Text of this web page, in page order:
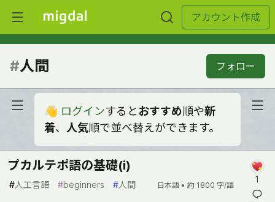
アカウント作成
#人間 フォロー
👋 ログインするとおすすめ順や新
着、 人気順で並べ替えができます。
プカルテポ語の基礎(i)
#人工言語 #beginners #人間 日本語 • 約 1800 字/語
1